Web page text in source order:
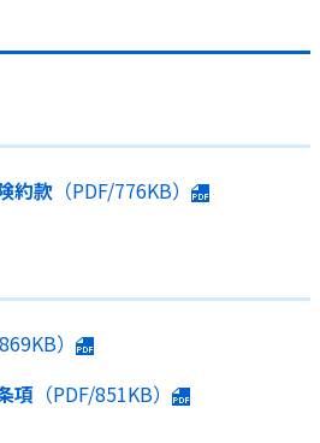
約款 （PDF/776KB）
）
項 （PDF/851KB）